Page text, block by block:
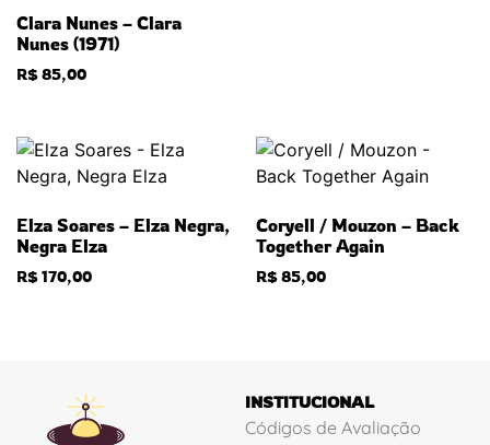
Clara Nunes – Clara
Nunes (1971)
R$85,00
Elza Soares – Elza Negra,
Negra Elza
R$170,00
Coryell / Mouzon – Back
Together Again
R$85,00
INSTITUCIONAL
Códigos de Avaliação